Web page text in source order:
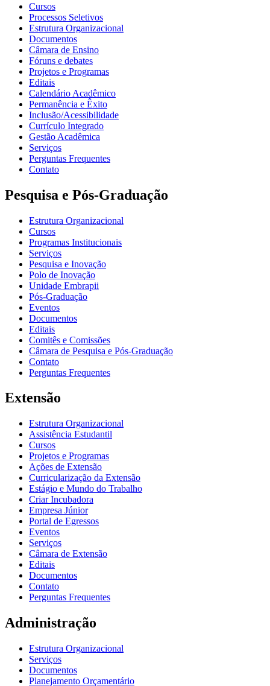
Cursos
Processos Seletivos
Estrutura Organizacional
Documentos
Câmara de Ensino
Fóruns e debates
Projetos e Programas
Editais
Calendário Acadêmico
Permanência e Êxito
Inclusão/Acessibilidade
Currículo Integrado
Gestão Acadêmica
Serviços
Perguntas Frequentes
Contato
Pesquisa e Pós-Graduação
Estrutura Organizacional
Cursos
Programas Institucionais
Serviços
Pesquisa e Inovação
Polo de Inovação
Unidade Embrapii
Pós-Graduação
Eventos
Documentos
Editais
Comitês e Comissões
Câmara de Pesquisa e Pós-Graduação
Contato
Perguntas Frequentes
Extensão
Estrutura Organizacional
Assistência Estudantil
Cursos
Projetos e Programas
Ações de Extensão
Curricularização da Extensão
Estágio e Mundo do Trabalho
Criar Incubadora
Empresa Júnior
Portal de Egressos
Eventos
Serviços
Câmara de Extensão
Editais
Documentos
Contato
Perguntas Frequentes
Administração
Estrutura Organizacional
Serviços
Documentos
Planejamento Orçamentário